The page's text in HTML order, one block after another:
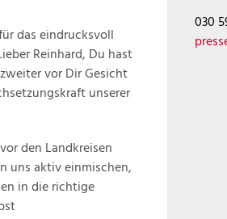
das eindrucksvoll
Reinhard, Du hast
vor Dir Gesicht
unserer
den Landkreisen
uns aktiv einmischen,
in die richtige
030